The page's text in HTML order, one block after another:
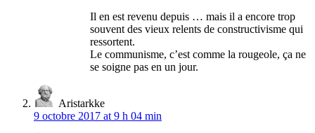
Il en est revenu depuis … mais il a encore trop
souvent des vieux relents de constructivisme qui
ressortent.
Le communisme, c’est comme la rougeole, ça ne
se soigne pas en un jour.
Aristarkke
9 octobre 2017 at 9 h 04 min